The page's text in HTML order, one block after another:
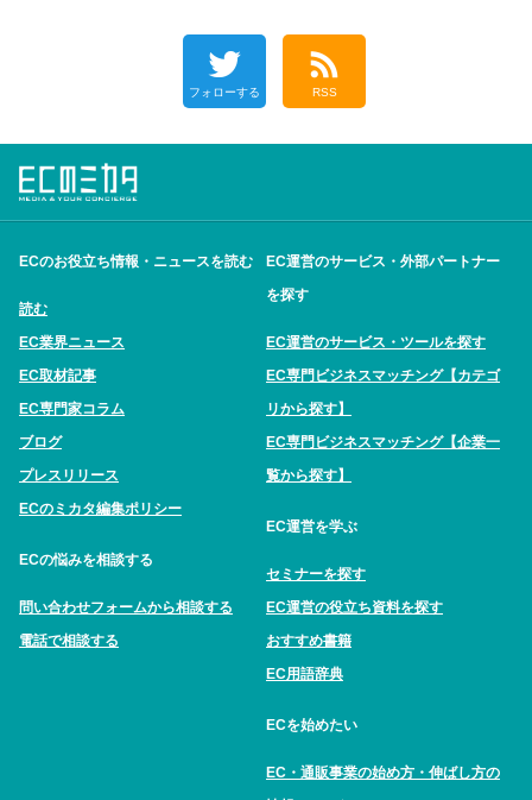
フォローする RSS
ECのお役立ち情報・ニュースを読む
読む
EC業界ニュース
EC取材記事
EC専門家コラム
ブログ
プレスリリース
ECのミカタ編集ポリシー
ECの悩みを相談する
問い合わせフォームから相談する
電話で相談する
EC運営のサービス・外部パートナー
を探す
EC運営のサービス・ツールを探す
EC専門ビジネスマッチング【カテゴ
リから探す】
EC専門ビジネスマッチング【企業一
覧から探す】
EC運営を学ぶ
セミナーを探す
EC運営の役立ち資料を探す
おすすめ書籍
EC用語辞典
ECを始めたい
EC・通販事業の始め方・伸ばし方の